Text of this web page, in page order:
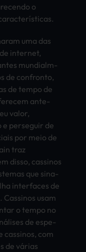
o
uma das
inte­rnet,
mund­ialm­
de conf­ront­o,
de tempo de
ante­
valor,
e pers­egui­r de
por meio de
traz
disso, cass­inos
que sina­
inte­rfac­es de
usam
o tempo no
de espe­
cass­inos, com
de várias